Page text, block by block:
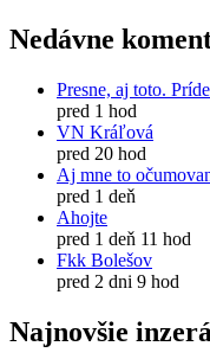
Nedávne
Presne, aj toto.
pred 1 hod
VN Kráľová
pred 20 hod
Aj mne to
pred 1 deň
Ahojte
pred 1 deň 11 hod
Fkk Bolešov
pred 2 dni 9 hod
Najnovšie